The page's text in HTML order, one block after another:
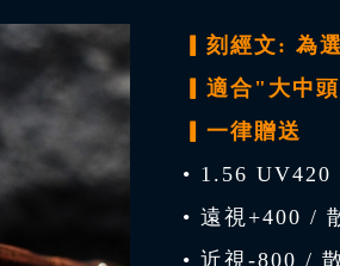
▎刻經文: 為
▎適合"大中
▎一律贈送
• 1.56 UV420
• 遠視+400 /
• 近視-800 /